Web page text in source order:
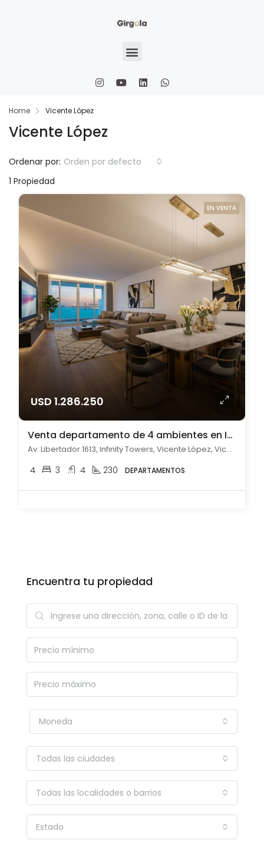
Home Vicente López
Vicente López
1 Propiedad
Ordenar por: Orden por defecto
EN VENTA
USD 1.286.250
Venta departamento de 4 ambientes en Infinity Towers, Vicente Lopez
Av. Libertador 1613, Infinity Towers, Vicente López, Vicente López
4 3 4 230 DEPARTAMENTOS
Encuentra tu propiedad
Moneda
Todas las ciudades
Todas las localidades o barrios
Estado